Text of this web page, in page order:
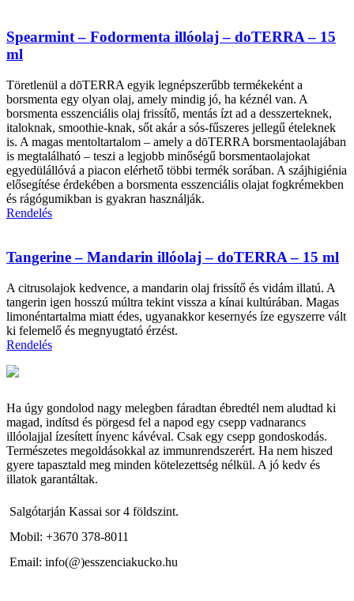
Spearmint – Fodormenta illóolaj – doTERRA – 15
ml
Töretlenül a dōTERRA egyik legnépszerűbb termékeként a
borsmenta egy olyan olaj, amely mindig jó, ha kéznél van. A
borsmenta esszenciális olaj frissítő, mentás ízt ad a desszerteknek,
italoknak, smoothie-knak, sőt akár a sós-fűszeres jellegű ételeknek
is. A magas mentoltartalom – amely a dōTERRA borsmentaolajában
is megtalálható – teszi a legjobb minőségű borsmentaolajokat
egyedülállóvá a piacon elérhető többi termék sorában. A szájhigiénia
elősegítése érdekében a borsmenta esszenciális olajat fogkrémekben
és rágógumikban is gyakran használják.
Rendelés
Tangerine – Mandarin illóolaj – doTERRA – 15 ml
A citrusolajok kedvence, a mandarin olaj frissítő és vidám illatú. A
tangerin igen hosszú múltra tekint vissza a kínai kultúrában. Magas
limonéntartalma miatt édes, ugyanakkor kesernyés íze egyszerre vált
ki felemelő és megnyugtató érzést.
Rendelés
Ha úgy gondolod nagy melegben fáradtan ébredtél nem aludtad ki
magad, indítsd és pörgesd fel a napod egy csepp vadnarancs
illóolajjal ízesített ínyenc kávéval. Csak egy csepp gondoskodás.
Természetes megoldásokkal az immunrendszerért. Ha nem hiszed
gyere tapasztald meg minden kötelezettség nélkül. A jó kedv és
illatok garantáltak.
Salgótarján Kassai sor 4 földszint.
Mobil: +3670 378-8011
Email: info(@)esszenciakucko.hu